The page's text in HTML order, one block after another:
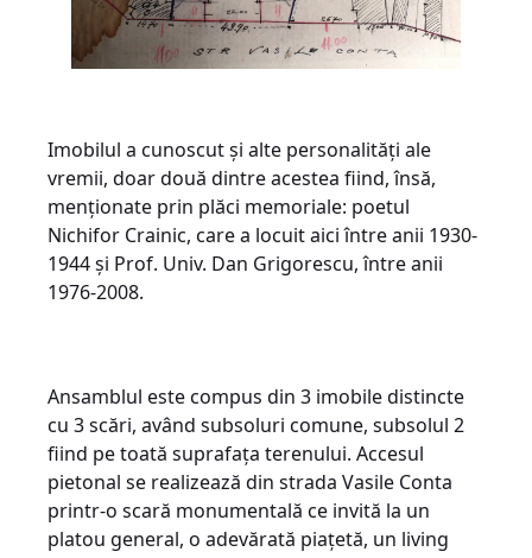
Imobilul a cunoscut și alte personalități ale
vremii, doar două dintre acestea fiind, însă,
menționate prin plăci memoriale: poetul
Nichifor Crainic, care a locuit aici între anii 1930-
1944 și Prof. Univ. Dan Grigorescu, între anii
1976-2008.
Ansamblul este compus din 3 imobile distincte
cu 3 scări, având subsoluri comune, subsolul 2
fiind pe toată suprafața terenului. Accesul
pietonal se realizează din strada Vasile Conta
printr-o scară monumentală ce invită la un
platou general, o adevărată piațetă, un living